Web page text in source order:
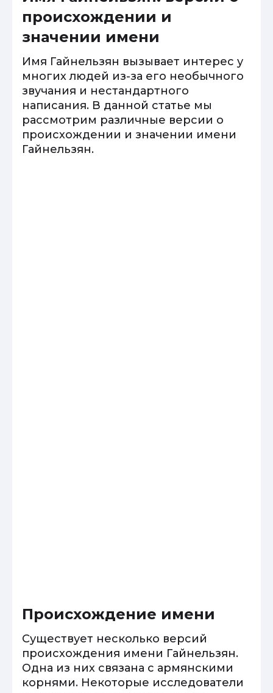
происхождении и
значении имени
Имя Гайнельзян вызывает интерес у
многих людей из-за его необычного
звучания и нестандартного
написания. В данной статье мы
рассмотрим различные версии о
происхождении и значении имени
Гайнельзян.
Происхождение имени
Существует несколько версий
происхождения имени Гайнельзян.
Одна из них связана с армянскими
корнями. Некоторые исследователи